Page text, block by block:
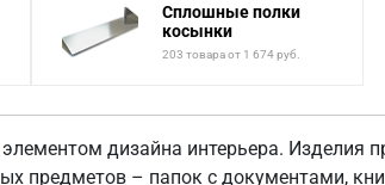
Сплошные полки
косынки
203 товара от 1 674 руб.
дизайна интерьера. Изделия
предметов – папок с документами,